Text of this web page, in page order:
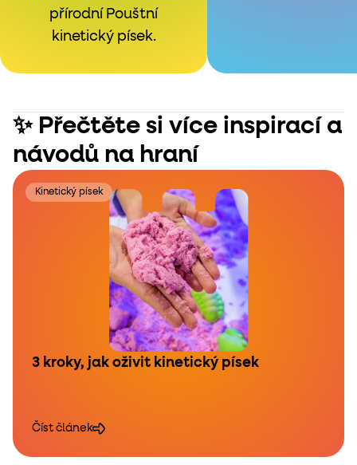
přírodní Pouštní
kinetický písek.
✨ Přečtěte si více inspirací a
návodů na hraní
Kinetický písek
3 kroky, jak oživit kinetický písek
Číst článek